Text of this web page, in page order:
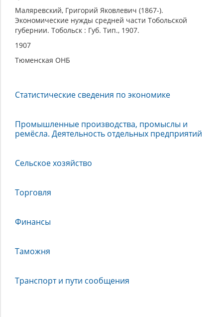
Маляревский, Григорий Яковлевич (1867-).
Экономические нужды средней части Тобольской
губернии. Тобольск : Губ. Тип., 1907.
1907
Тюменская ОНБ
Статистические сведения по экономике
Промышленные производства, промыслы и
ремёсла. Деятельность отдельных предприятий
Сельское хозяйство
Торговля
Финансы
Таможня
Транспорт и пути сообщения